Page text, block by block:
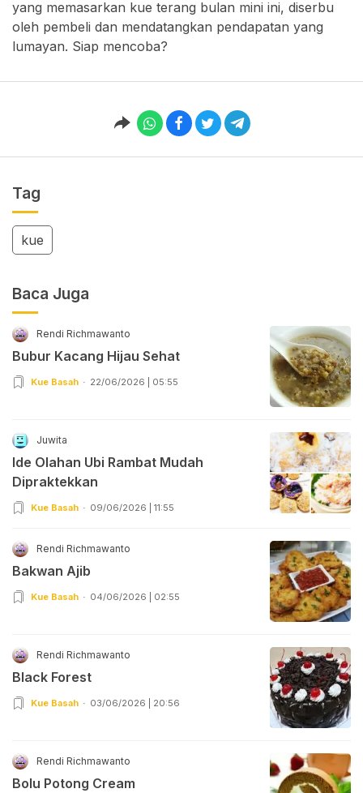
yang memasarkan kue terang bulan mini ini, diserbu
oleh pembeli dan mendatangkan pendapatan yang
lumayan. Siap mencoba?
Tag
kue
Baca Juga
Rendi Richmawanto
Bubur Kacang Hijau Sehat
Kue Basah 22/06/2026 | 05:55
Juwita
Ide Olahan Ubi Rambat Mudah
Dipraktekkan
Kue Basah 09/06/2026 | 11:55
Rendi Richmawanto
Bakwan Ajib
Kue Basah 04/06/2026 | 02:55
Rendi Richmawanto
Black Forest
Kue Basah 03/06/2026 | 20:56
Rendi Richmawanto
Bolu Potong Cream